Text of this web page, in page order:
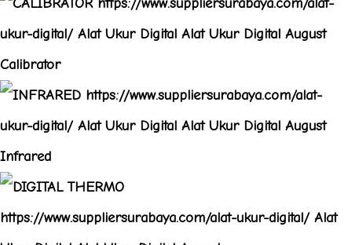
Calibrator
Infrared